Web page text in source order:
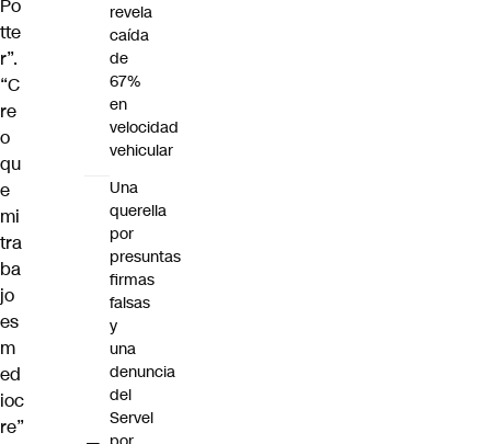
Po
tte
r”.
“C
re
o
qu
e
mi
tra
ba
jo
es
m
ed
ioc
re”
revela
caída
de
67%
en
velocidad
vehicular
Una
querella
por
presuntas
firmas
falsas
y
una
denuncia
del
Servel